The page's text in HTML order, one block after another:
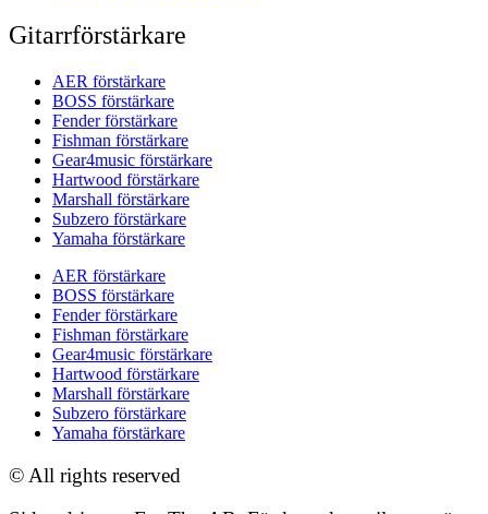
Gitarrförstärkare
AER förstärkare
BOSS förstärkare
Fender förstärkare
Fishman förstärkare
Gear4music förstärkare
Hartwood förstärkare
Marshall förstärkare
Subzero förstärkare
Yamaha förstärkare
AER förstärkare
BOSS förstärkare
Fender förstärkare
Fishman förstärkare
Gear4music förstärkare
Hartwood förstärkare
Marshall förstärkare
Subzero förstärkare
Yamaha förstärkare
© All rights reserved